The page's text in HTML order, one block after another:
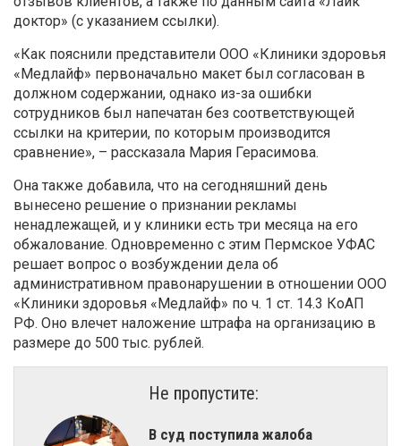
доктор» (с указанием ссылки).
«Как пояснили представители ООО «Клиники здоровья
«Медлайф» первоначально макет был согласован в
должном содержании, однако из-за ошибки
сотрудников был напечатан без соответствующей
ссылки на критерии, по которым производится
сравнение», – рассказала Мария Герасимова.
Она также добавила, что на сегодняшний день
вынесено решение о признании рекламы
ненадлежащей, и у клиники есть три месяца на его
обжалование. Одновременно с этим Пермское УФАС
решает вопрос о возбуждении дела об
административном правонарушении в отношении ООО
«Клиники здоровья «Медлайф» по ч. 1 ст. 14.3 КоАП
РФ. Оно влечет наложение штрафа на организацию в
размере до 500 тыс. рублей.
Не пропустите:
В суд поступила жалоба